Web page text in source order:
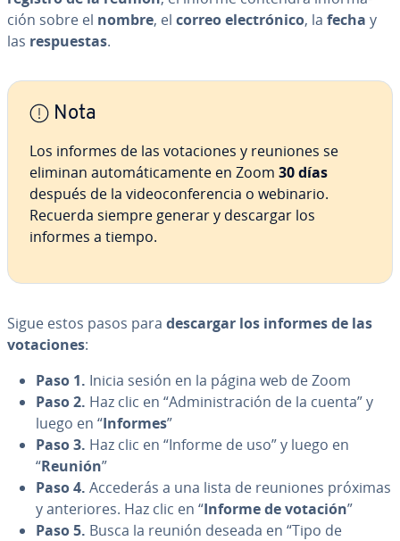
ción sobre el nombre, el correo ele­c­tró­ni­co, la fecha y
las re­s­pue­s­tas.
Nota
Los informes de las vo­ta­cio­nes y reuniones se
eliminan au­to­má­ti­ca­me­n­te en Zoom 30 días
después de la vi­deo­co­n­fe­re­n­cia o webinario.
Recuerda siempre generar y descargar los
informes a tiempo.
Sigue estos pasos para descargar los informes de las
vo­ta­cio­nes:
Paso 1. Inicia sesión en la página web de Zoom
Paso 2. Haz clic en “Ad­mi­ni­s­tra­ción de la cuenta” y
luego en “Informes”
Paso 3. Haz clic en “Informe de uso” y luego en
“Reunión”
Paso 4. Accederás a una lista de reuniones próximas
y an­te­rio­res. Haz clic en “Informe de votación”
Paso 5. Busca la reunión deseada en “Tipo de